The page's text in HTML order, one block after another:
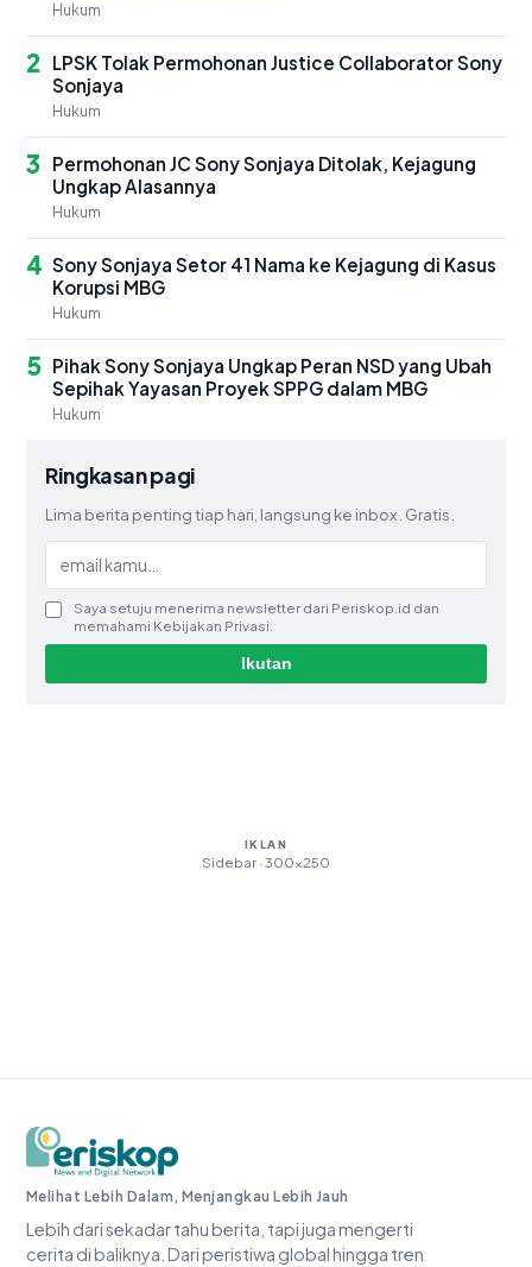
Hukum
2 LPSK Tolak Permohonan Justice Collaborator Sony
Sonjaya
Hukum
3 Permohonan JC Sony Sonjaya Ditolak, Kejagung
Ungkap Alasannya
Hukum
4 Sony Sonjaya Setor 41 Nama ke Kejagung di Kasus
Korupsi MBG
Hukum
5 Pihak Sony Sonjaya Ungkap Peran NSD yang Ubah
Sepihak Yayasan Proyek SPPG dalam MBG
Hukum
Ringkasan pagi
Lima berita penting tiap hari, langsung ke inbox. Gratis.
Saya setuju menerima newsletter dari Periskop.id dan
memahami Kebijakan Privasi.
Ikutan
IKLAN
Sidebar · 300×250
Periskop.id
Melihat Lebih Dalam, Menjangkau Lebih Jauh
Lebih dari sekadar tahu berita, tapi juga mengerti
cerita di baliknya. Dari peristiwa global hingga tren